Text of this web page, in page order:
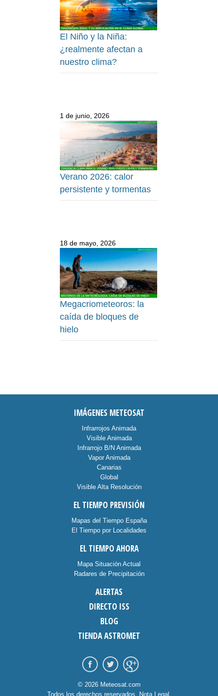
El Niño y la Niña:
¿realmente afectan a
nuestro clima?
1 de junio, 2026
Verano 2026: calor
persistente y tormentas
18 de mayo, 2026
Megacriometeoros: la
caída de bloques de
hielo
IMÁGENES METEOSAT
Infrarrojos Animada
Visible Animada
Infrarrojo B/N Animada
Vapor Animada
Canarias
Global
Visible Alta Resolución
EL TIEMPO PREVISIÓN
Mapas del Tiempo España
El Tiempo por Localidades
EL TIEMPO AHORA
Mapa Situación Actual
Radares de Precipitación
ALERTAS
DIRECTO ISS
BLOG
TIENDA ASTROMET
© 2026 Meteosat.com
Todos los derechos reservados.
Nota Legal